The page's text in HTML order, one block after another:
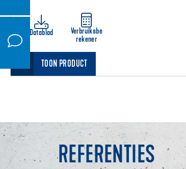
Datablad
Verbruiksbe
rekener
TOON PRODUCT
REFERENTIES